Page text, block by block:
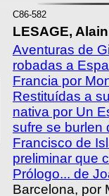
C86-582
LESAGE,
Aventuras de
robadas a
Francia por
Restituídas a
nativa por Un
sufre se burlen
Francisco de
preliminar que
Prólogo... de
Barcelona, por